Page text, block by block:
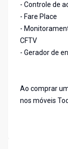
- Controle de
- Fare Place
-
CFTV
- Gerador de
Ao comprar
nos móveis